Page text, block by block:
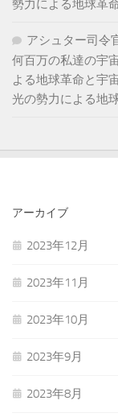
勢力による地球革
アシュター司
何百万の私達の宇
よる地球革命と宇
光の勢力による地
アーカイブ
2023年12月
2023年11月
2023年10月
2023年9月
2023年8月